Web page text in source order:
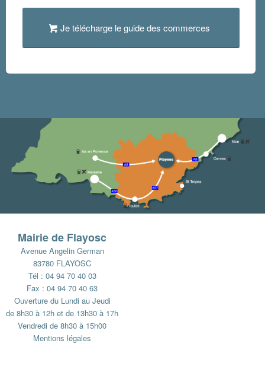
Je télécharge le guide des commerces
Mairie de Flayosc
Avenue Angelin German
83780 FLAYOSC
Tél : 04 94 70 40 03
Fax : 04 94 70 40 63
Ouverture du Lundi au Jeudi
de 8h30 à 12h et de 13h30 à 17h
Vendredi de 8h30 à 15h00
Mentions légales